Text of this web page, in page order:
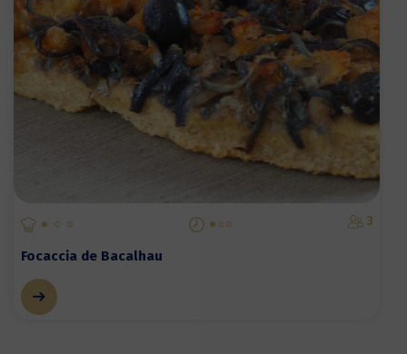
3
Focaccia de Bacalhau